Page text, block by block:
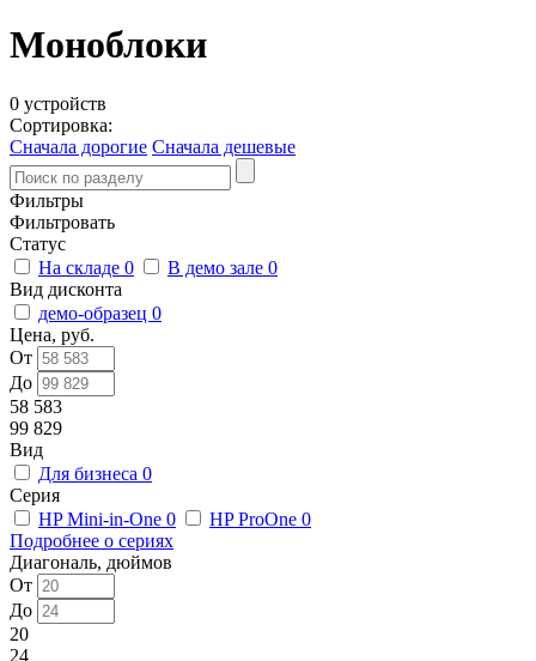
Моноблоки
0 устройств
Сортировка:
Сначала дорогие Сначала дешевые
Фильтры
Фильтровать
Статус
На складе 0 В демо зале 0
Вид дисконта
демо-образец 0
Цена, руб.
От
До
58 583
99 829
Вид
Для бизнеса 0
Серия
HP Mini-in-One 0 HP ProOne 0
Подробнее о сериях
Диагональ, дюймов
От
До
20
24